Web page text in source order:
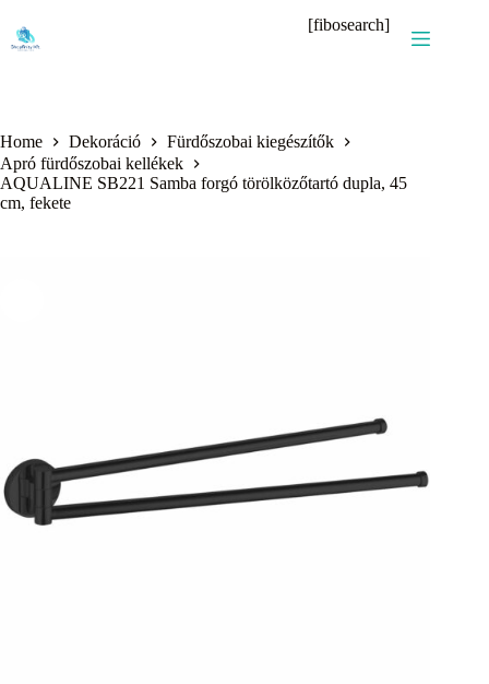
content
[fibosearch]
Home Dekoráció
Fürdőszobai kiegészítők
Apró fürdőszobai kellékek
AQUALINE SB221 Samba forgó törölközőtartó dupla, 45
cm, fekete